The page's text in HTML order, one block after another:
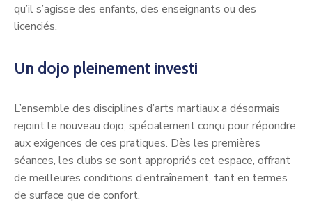
qu’il s’agisse des enfants, des enseignants ou des
licenciés.
Un dojo pleinement investi
L’ensemble des disciplines d’arts martiaux a désormais
rejoint le nouveau dojo, spécialement conçu pour répondre
aux exigences de ces pratiques. Dès les premières
séances, les clubs se sont appropriés cet espace, offrant
de meilleures conditions d’entraînement, tant en termes
de surface que de confort.